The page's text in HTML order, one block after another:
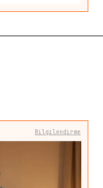
Bilgilendirme